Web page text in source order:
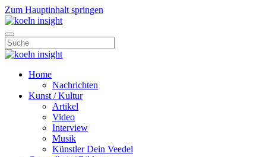
Zum Hauptinhalt springen
Home
Nachrichten
Kunst / Kultur
Artikel
Video
Interview
Musik
Künstler Dein Veedel